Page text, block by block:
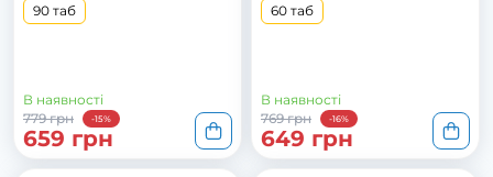
90 таб
В наявності
779 грн
-15%
659 грн
60 таб
В наявності
769 грн
-16%
649 грн